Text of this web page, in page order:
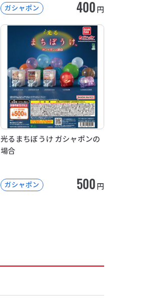
ガシャポン 400円
光るまちぼうけ ガシャポンの
場合
ガシャポン 500円